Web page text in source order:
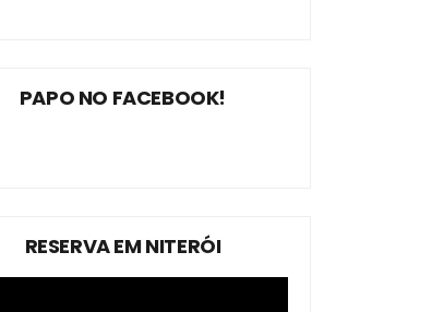
PAPO NO FACEBOOK!
RESERVA EM NITERÓI